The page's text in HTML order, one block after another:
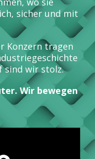
sicher und mit
Konzern tragen
sind wir stolz.
Wir bewegen